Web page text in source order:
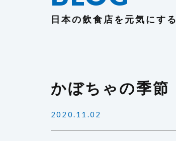
日本の飲食店を元気にする
かぼちゃの季節
2020.11.02